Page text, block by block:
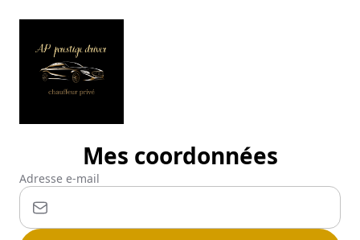
Mes coordonnées
Adresse e-mail